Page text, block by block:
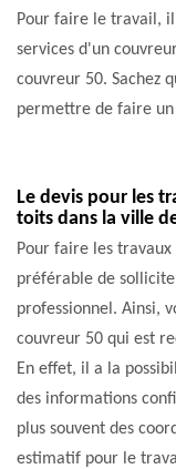
Pour faire le travail,
services d'un
couvreur 50. Sachez
permettre de faire
Le devis pour les
toits dans la ville
Pour faire les
préférable de
professionnel. Ainsi,
couvreur 50 qui est
En effet, il a la
des informations
plus souvent des
estimatif pour le